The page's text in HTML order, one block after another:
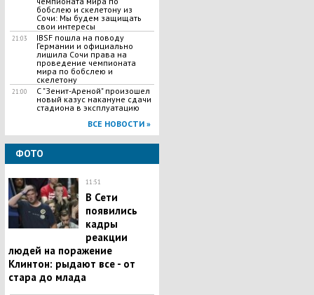
бобслею и скелетону из
Сочи: Мы будем защищать
свои интересы
21:03
IBSF пошла на поводу
Германии и официально
лишила Сочи права на
проведение чемпионата
мира по бобслею и
скелетону
21:00
С "Зенит-Ареной" произошел
новый казус накануне сдачи
стадиона в эксплуатацию
ВСЕ НОВОСТИ »
ФОТО
11:51
В Сети
появились
кадры
реакции
людей на поражение
Клинтон: рыдают все - от
стара до млада